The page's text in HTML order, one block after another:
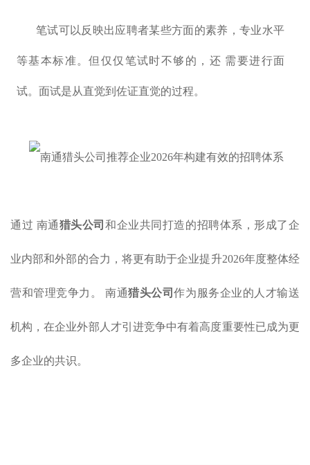
笔试可以反映出应聘者某些方面的素养，专业水平
等基本标准。但仅仅笔试时不够的，还 需要进行面
试。面试是从直觉到佐证直觉的过程。
通过 南通猎头公司和企业共同打造的招聘体系，形成了企
业内部和外部的合力，将更有助于企业提升2026年度整体经
营和管理竞争力。 南通猎头公司作为服务企业的人才输送
机构，在企业外部人才引进竞争中有着高度重要性已成为更
多企业的共识。